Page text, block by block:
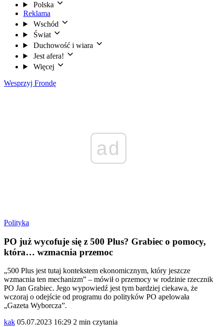
Polska
Reklama
Wschód
Świat
Duchowość i wiara
Jest afera!
Więcej
Wesprzyj Frondę
ad
Polityka
PO już wycofuje się z 500 Plus? Grabiec o pomocy,
która… wzmacnia przemoc
„500 Plus jest tutaj kontekstem ekonomicznym, który jeszcze
wzmacnia ten mechanizm” – mówił o przemocy w rodzinie rzecznik
PO Jan Grabiec. Jego wypowiedź jest tym bardziej ciekawa, że
wczoraj o odejście od programu do polityków PO apelowała
„Gazeta Wyborcza”.
kak 05.07.2023 16:29 2 min czytania